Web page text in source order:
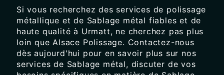
Si vous recherchez des services de polissage
métallique et de Sablage métal fiables et de
haute qualité à Urmatt, ne cherchez pas plus
loin que Alsace Polissage. Contactez-nous
dès aujourd'hui pour en savoir plus sur nos
services de Sablage métal, discuter de vos